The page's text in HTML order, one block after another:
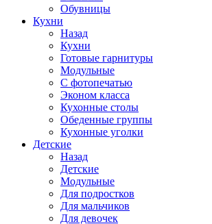
Обувницы
Кухни
Назад
Кухни
Готовые гарнитуры
Модульные
С фотопечатью
Эконом класса
Кухонные столы
Обеденные группы
Кухонные уголки
Детские
Назад
Детские
Модульные
Для подростков
Для мальчиков
Для девочек